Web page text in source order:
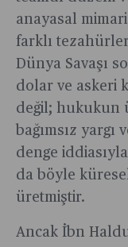
anayasal
farklı
Dünya Savaşı
dolar ve askeri
değil; hukukun
bağımsız yargı
denge
da böyle
üretmiştir.
Ancak İbn